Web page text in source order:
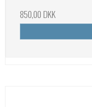
850,00 DKK